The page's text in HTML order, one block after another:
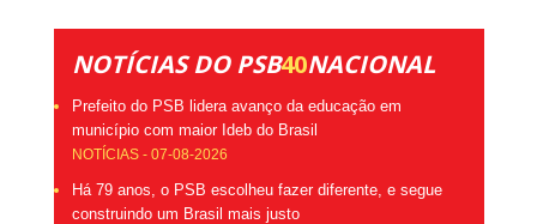
NOTÍCIAS DO PSB40NACIONAL
Prefeito do PSB lidera avanço da educação em
município com maior Ideb do Brasil
NOTÍCIAS - 07-08-2026
Há 79 anos, o PSB escolheu fazer diferente, e segue
construindo um Brasil mais justo